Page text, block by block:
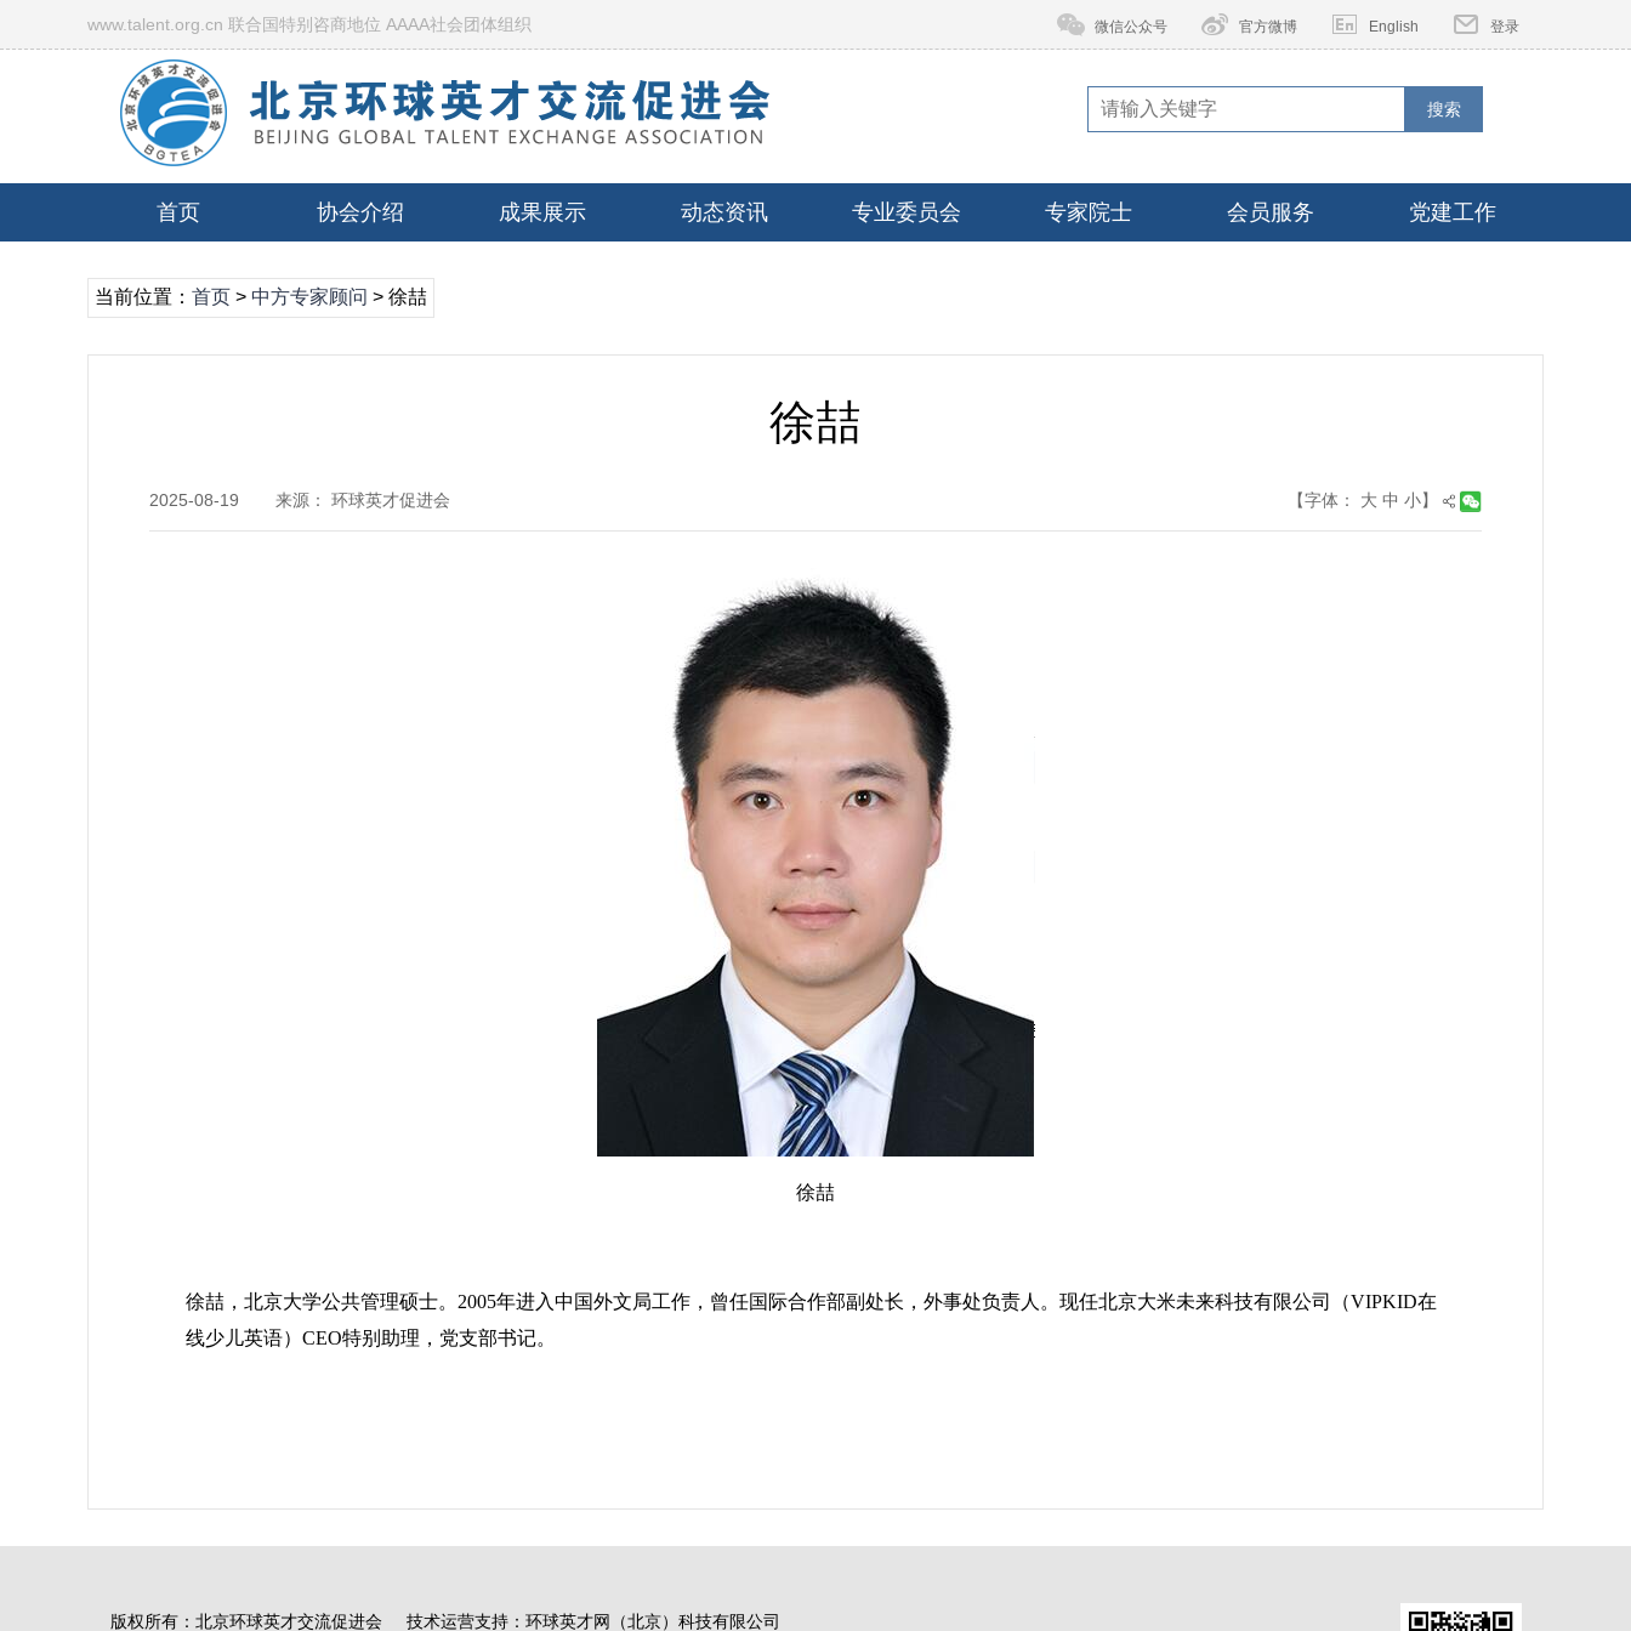
www.talent.org.cn 联合国特别咨商地位 AAAA社会团体组织 微信公众号 官方微博 English 登录
搜索
首页 协会介绍 成果展示 动态资讯 专业委员会 专家院士 会员服务 党建工作
当前位置： 首页 > 中方专家顾问 > 徐喆
徐喆
2025-08-19 来源： 环球英才促进会 【字体： 大 中 小】
徐喆
徐喆，北京大学公共管理硕士。2005年进入中国外文局工作，曾任国际合作部副处长，外事处负责人。现任北京大米未来科技有限公司（VIPKID在
线少儿英语）CEO特别助理，党支部书记。
版权所有：北京环球英才交流促进会 技术运营支持：环球英才网（北京）科技有限公司